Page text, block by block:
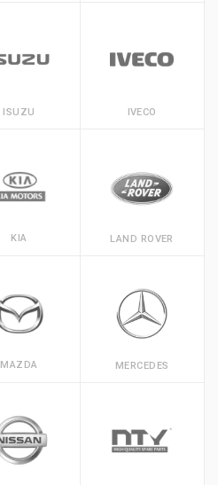
ISUZU IVECO
KIA LAND ROVER
MAZDA MERCEDES